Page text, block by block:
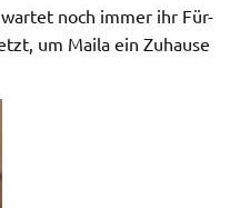
noch immer ihr Für-
um Maila ein Zuhause